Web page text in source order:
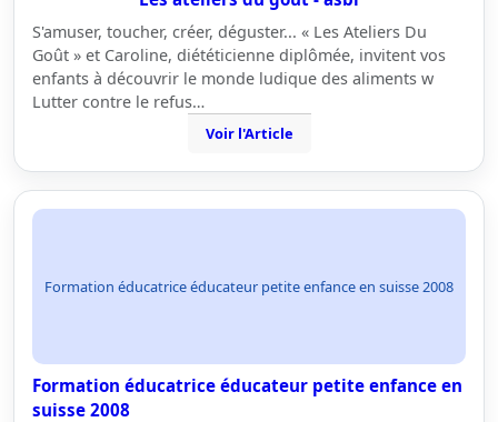
S'amuser, toucher, créer, déguster... « Les Ateliers Du
Goût » et Caroline, diététicienne diplômée, invitent vos
enfants à découvrir le monde ludique des aliments w
Lutter contre le refus…
Voir l'Article
Formation éducatrice éducateur petite enfance en suisse 2008
Formation éducatrice éducateur petite enfance en
suisse 2008